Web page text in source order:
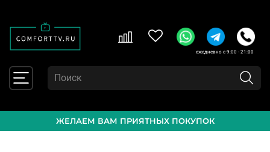
ежедневно с 9:00 - 21:00
ЖЕЛАЕМ ВАМ ПРИЯТНЫХ ПОКУПОК